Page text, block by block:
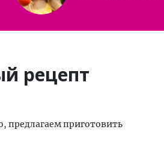
рецепт
предлагаем приготовить